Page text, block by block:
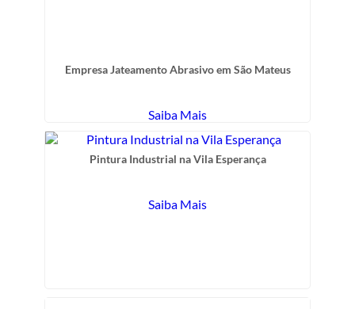
Empresa Jateamento Abrasivo em São Mateus
Saiba Mais
Pintura Industrial na Vila Esperança
Saiba Mais